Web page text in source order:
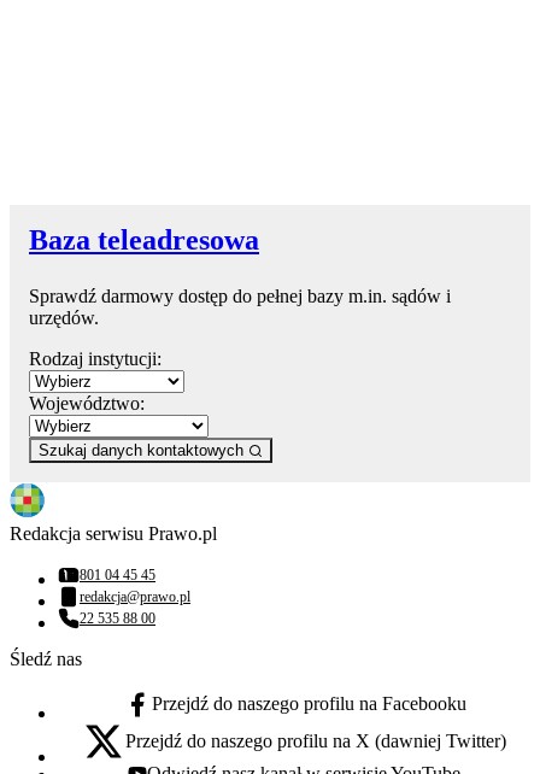
Baza teleadresowa
Sprawdź darmowy dostęp do pełnej bazy m.in. sądów i
urzędów.
Rodzaj instytucji:
Województwo:
Szukaj danych kontaktowych
Redakcja serwisu Prawo.pl
Numer telefonu:
801 04 45 45
Adres email:
redakcja@prawo.pl
Numer telefonu:
22 535 88 00
Śledź nas
facebook - otwiera się w nowej karcie
Przejdź do naszego profilu na Facebooku
x - otwiera się w nowej karcie
Przejdź do naszego profilu na X (dawniej Twitter)